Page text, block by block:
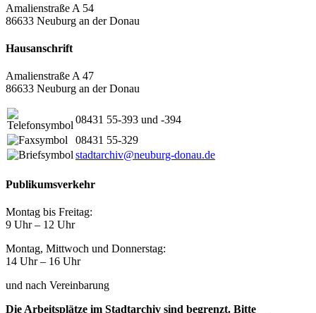
Amalienstraße A 54
86633 Neuburg an der Donau
Hausanschrift
Amalienstraße A 47
86633 Neuburg an der Donau
08431 55-393 und -394
08431 55-329
stadtarchiv@neuburg-donau.de
Publikumsverkehr
Montag bis Freitag:
9 Uhr – 12 Uhr
Montag, Mittwoch und Donnerstag:
14 Uhr – 16 Uhr
und nach Vereinbarung
Die Arbeitsplätze im Stadtarchiv sind begrenzt. Bitte